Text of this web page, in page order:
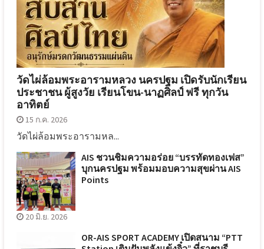
วัดไผ่ล้อมพระอารามหลวง นครปฐม เปิดรับนักเรียน
ประชาชน ผู้สูงวัย เรียนโขน-นาฏศิลป์ ฟรี ทุกวัน
อาทิตย์
15 ก.ค. 2026
วัดไผ่ล้อมพระอารามหล...
AIS ชวนชิมความอร่อย “บรรทัดทองเฟส”
บุกนครปฐม พร้อมมอบความสุขผ่าน AIS
Points
20 มิ.ย. 2026
OR-AIS SPORT ACADEMY เปิดสนาม “PTT